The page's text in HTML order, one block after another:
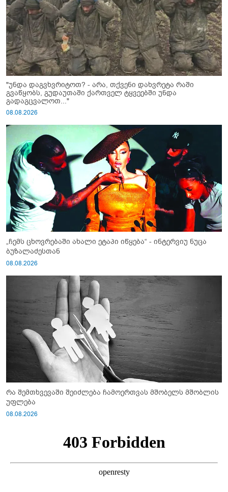
"უნდა დაგვხვრიტოთ? - არა, თქვენი დახვრეტა რაში
გვაწყობს, გუდაუთაში ქართველ ტყვეებში უნდა
გადაგცვალოთ..."
08.08.2026
„ჩემს ცხოვრებაში ახალი ეტაპი იწყება“ - ინტერვიუ ნუცა
ბუზალაძესთან
08.08.2026
რა შემთხვევაში შეიძლება ჩამოერთვას მშობელს მშობლის
უფლება
08.08.2026